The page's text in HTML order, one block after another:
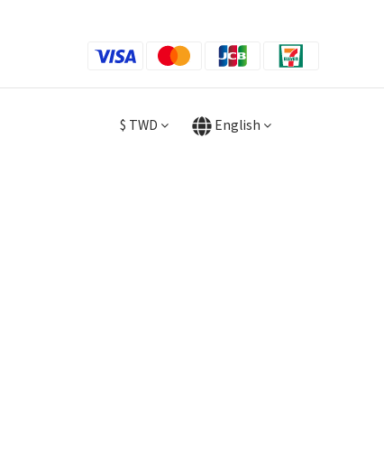
$ TWD English